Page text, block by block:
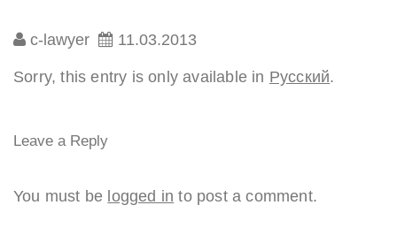
c-lawyer 11.03.2013
Sorry, this entry is only available in Русский.
Leave a Reply
You must be logged in to post a comment.